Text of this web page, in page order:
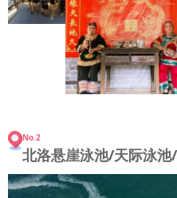
No.2
北洛悬崖泳池/天际泳池